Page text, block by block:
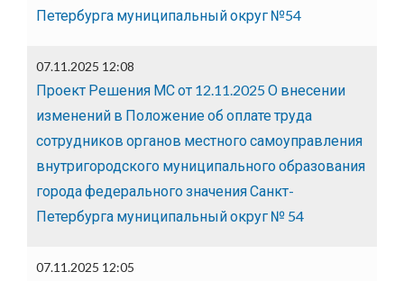
Петербурга муниципальный округ №54
07.11.2025 12:08
Проект Решения МС от 12.11.2025 О внесении
изменений в Положение об оплате труда
сотрудников органов местного самоуправления
внутригородского муниципального образования
города федерального значения Санкт-
Петербурга муниципальный округ № 54
07.11.2025 12:05